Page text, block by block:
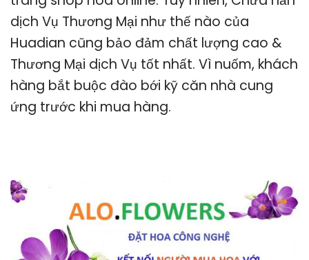
dịch Vụ Thương Mại như thế nào của
Huadian cũng bảo đảm chất lượng cao &
Thương Mại dịch Vụ tốt nhất. Vì nuốm, khách
hàng bắt buộc đào bới kỹ căn nhà cung
ứng trước khi mua hàng.